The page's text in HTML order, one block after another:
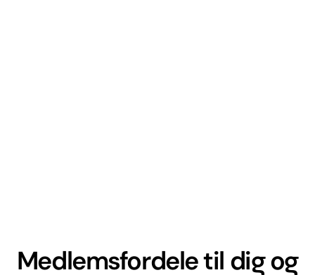
Medlemsfordele til dig og